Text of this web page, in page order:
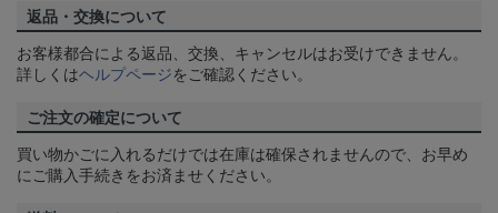
返品・交換について
お客様都合による返品、交換、キャンセルはお受けできません。
詳しくはヘルプページをご確認ください。
ご注文の確定について
買い物かごに入れるだけでは在庫は確保されませんので、お早め
にご購入手続きをお済ませください。